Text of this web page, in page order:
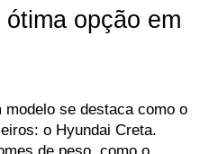
opção em
se destaca como o
o Hyundai Creta.